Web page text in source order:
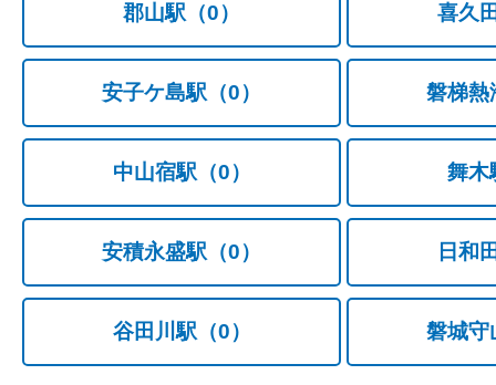
郡山駅 （0） 喜久
安子ケ島駅 （0） 磐梯熱
中山宿駅 （0） 舞木
安積永盛駅 （0） 日和
谷田川駅 （0） 磐城守